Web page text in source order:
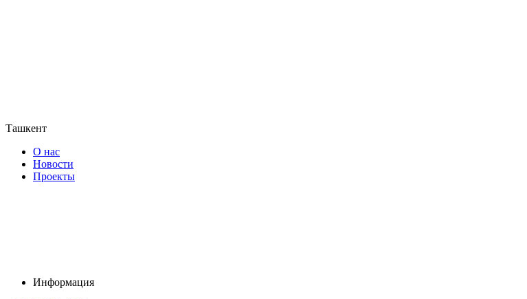
Ташкент
О нас
Новости
Проекты
Информация